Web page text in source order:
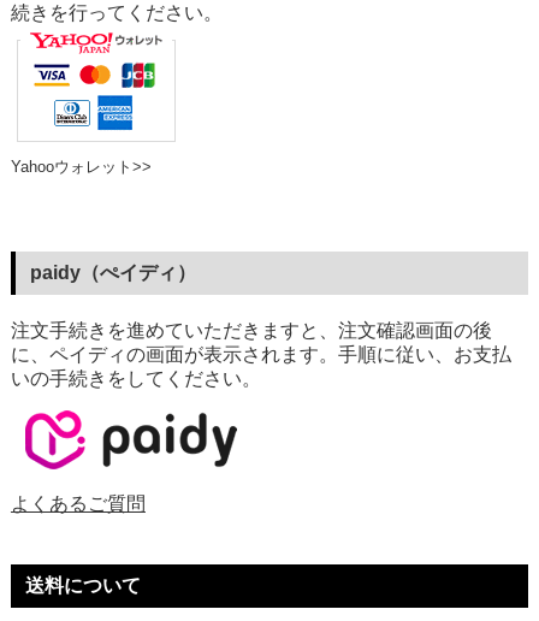
続きを行ってください。
Yahooウォレット>>
paidy（ぺイディ）
注文手続きを進めていただきますと、注文確認画面の後
に、ペイディの画面が表示されます。手順に従い、お支払
いの手続きをしてください。
よくあるご質問
送料について